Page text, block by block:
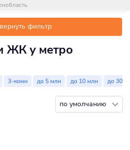
фильтр
ЖК у метро
3-комн до 5 млн до 10 млн до 30 м²
по умолчанию